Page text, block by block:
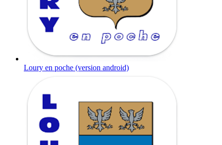
Loury en poche (version android)